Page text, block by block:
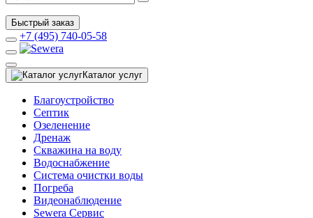
Быстрый заказ
+7 (495) 740-05-58
Каталог услуг
Благоустройство
Септик
Озеленение
Дренаж
Скважина на воду
Водоснабжение
Система очистки воды
Погреба
Видеонаблюдение
Sewera Сервис